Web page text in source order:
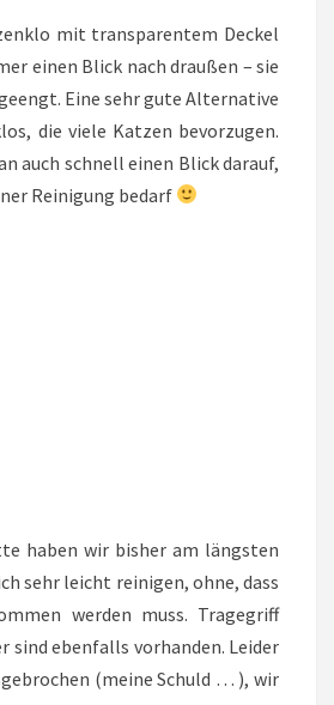
mit transparentem Deckel
einen Blick nach draußen – sie
Eine sehr gute Alternative
die viele Katzen bevorzugen.
auch schnell einen Blick darauf,
Reinigung bedarf
haben wir bisher am längsten
sehr leicht reinigen, ohne, dass
werden muss. Tragegriff
ebenfalls vorhanden. Leider
(meine Schuld … ), wir